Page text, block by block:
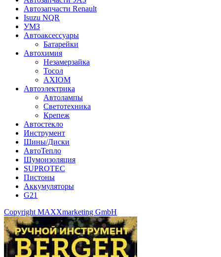
Автозапчасти Renault
Isuzu NQR
УМЗ
Автоаксессуары
Батарейки
Автохимия
Незамерзайка
Тосол
AXIOM
Автоэлектрика
Автолампы
Светотехника
Крепеж
Автостекло
Инструмент
Шины/Диски
АвтоТепло
Шумоизоляция
SUPROTEC
Пистоны
Аккумуляторы
G21
Copyright MAXXmarketing GmbH